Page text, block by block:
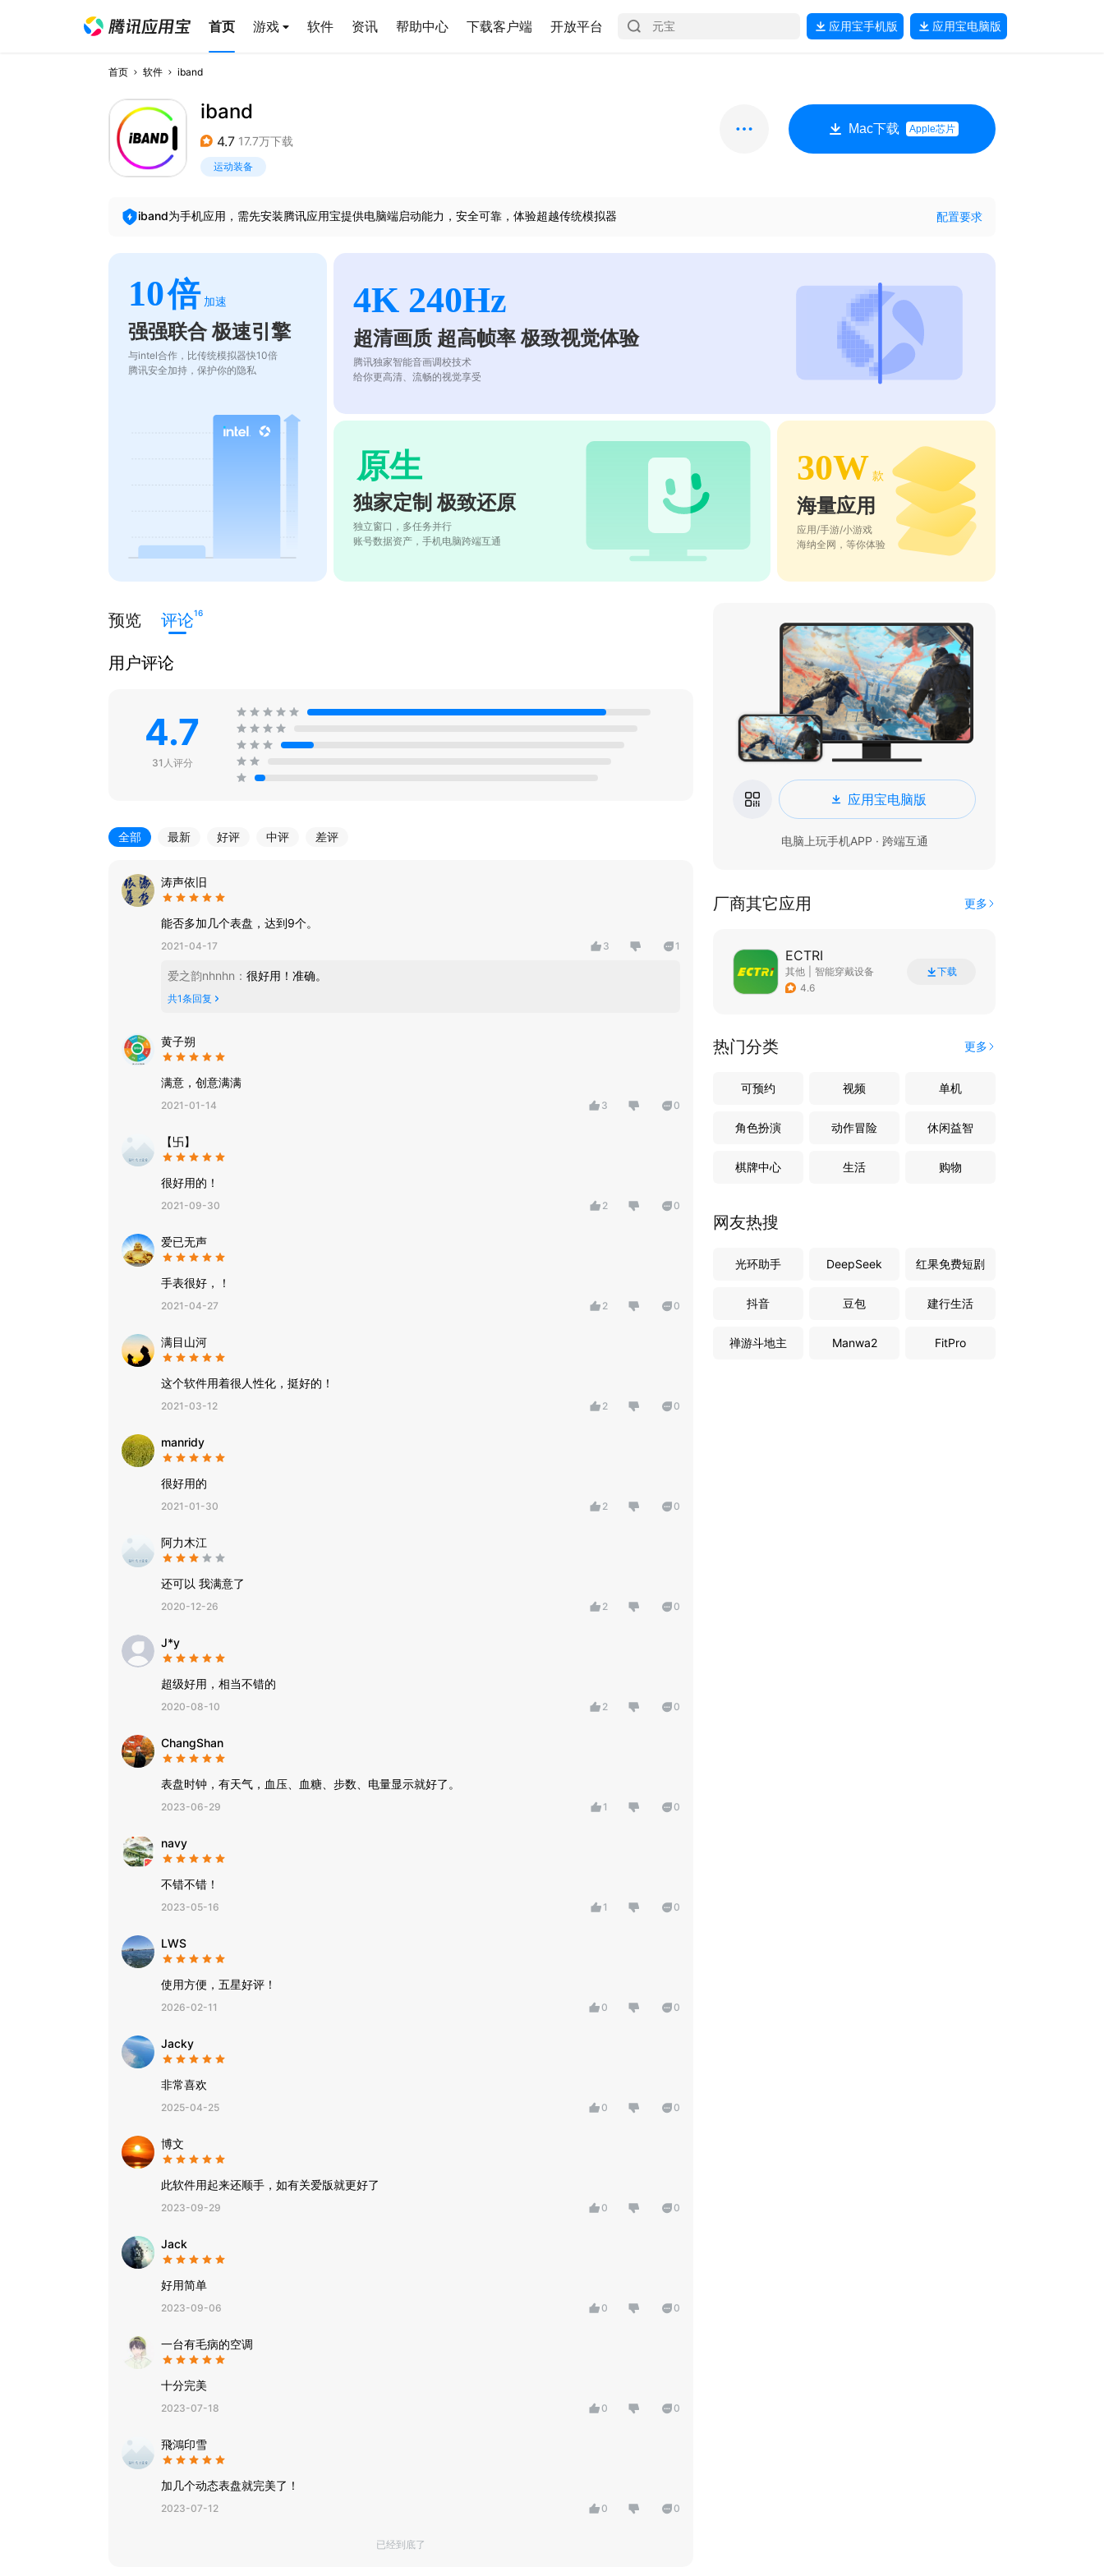
首页 游戏 软件 资讯 帮助中心 下载客户端 开放平台 应用宝手机版 应用宝电脑版
首页 软件 iband
iband
4.7 17.7万下载
运动装备
Mac下载 Apple芯片
iband为手机应用，需先安装腾讯应用宝提供电脑端启动能力，安全可靠，体验超越传统模拟器 配置要求
10倍 加速
强强联合 极速引擎
与intel合作，比传统模拟器快10倍
腾讯安全加持，保护你的隐私
4K 240Hz
超清画质 超高帧率 极致视觉体验
腾讯独家智能音画调校技术
给你更高清、流畅的视觉享受
原生
独家定制 极致还原
独立窗口，多任务并行
账号数据资产，手机电脑跨端互通
30W 款
海量应用
应用/手游/小游戏
海纳全网，等你体验
预览 评论16
用户评论
4.7
31人评分
全部 最新 好评 中评 差评
涛声依旧
能否多加几个表盘，达到9个。
2021-04-17 3 1
爱之韵nhnhn ： 很好用！准确。
共1条回复
黄子朔
满意，创意满满
2021-01-14 3 0
【卐】
很好用的！
2021-09-30 2 0
爱已无声
手表很好，！
2021-04-27 2 0
满目山河
这个软件用着很人性化，挺好的！
2021-03-12 2 0
manridy
很好用的
2021-01-30 2 0
阿力木江
还可以 我满意了
2020-12-26 2 0
J*y
超级好用，相当不错的
2020-08-10 2 0
ChangShan
表盘时钟，有天气，血压、血糖、步数、电量显示就好了。
2023-06-29 1 0
navy
不错不错！
2023-05-16 1 0
LWS
使用方便，五星好评！
2026-02-11 0 0
Jacky
非常喜欢
2025-04-25 0 0
博文
此软件用起来还顺手，如有关爱版就更好了
2023-09-29 0 0
Jack
好用简单
2023-09-06 0 0
一台有毛病的空调
十分完美
2023-07-18 0 0
飛鴻印雪
加几个动态表盘就完美了！
2023-07-12 0 0
已经到底了
应用宝电脑版
电脑上玩手机APP · 跨端互通
厂商其它应用 更多
ECTRI
其他
智能穿戴设备
4.6
下载
热门分类 更多
可预约 视频 单机
角色扮演 动作冒险 休闲益智
棋牌中心 生活 购物
网友热搜
光环助手 DeepSeek 红果免费短剧
抖音 豆包 建行生活
禅游斗地主 Manwa2 FitPro